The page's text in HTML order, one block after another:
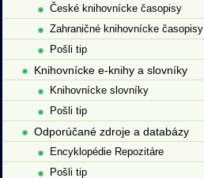
České knihovnícke časopisy
Zahraničné knihovnícke časopisy
Pošli tip
Knihovnícke e-knihy a slovníky
Knihovnícke slovníky
Pošli tip
Odporúčané zdroje a databázy
Encyklopédie Repozitáre
Pošli tip